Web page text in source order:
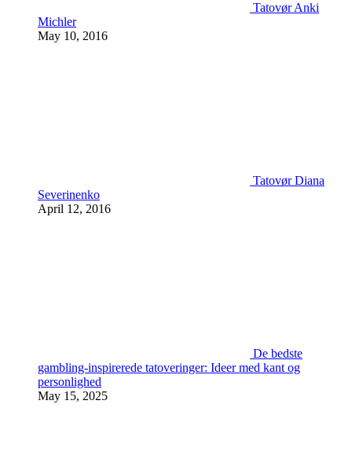
Tatovør Anki
Michler
May 10, 2016
Tatovør Diana
Severinenko
April 12, 2016
De bedste
gambling-inspirerede tatoveringer: Ideer med kant og
personlighed
May 15, 2025